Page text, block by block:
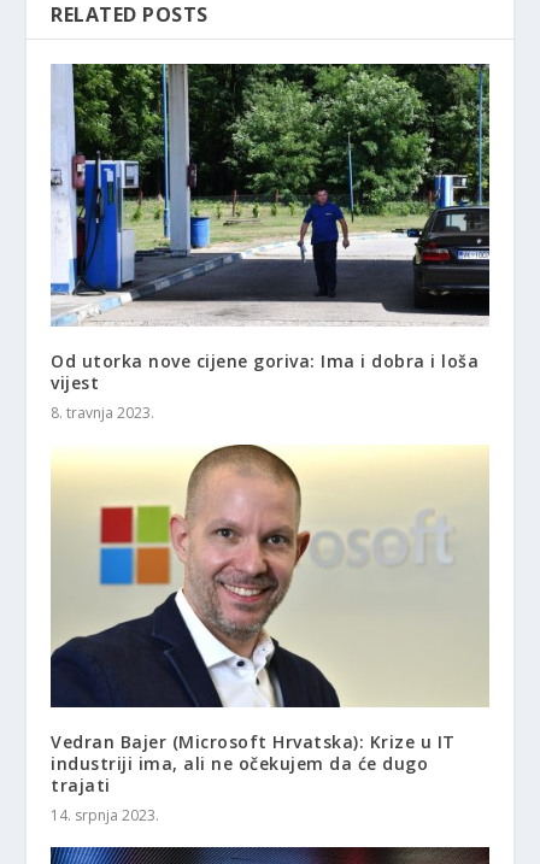
RELATED POSTS
Od utorka nove cijene goriva: Ima i dobra i loša
vijest
8. travnja 2023.
Vedran Bajer (Microsoft Hrvatska): Krize u IT
industriji ima, ali ne očekujem da će dugo
trajati
14. srpnja 2023.